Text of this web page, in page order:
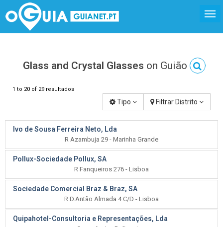
Glass and Crystal Glasses on Guião
1 to 20 of 29 resultados
Tipo Filtrar Distrito
Ivo de Sousa Ferreira Neto, Lda
R Azambuja 29 - Marinha Grande
Pollux-Sociedade Pollux, SA
R Fanqueiros 276 - Lisboa
Sociedade Comercial Braz & Braz, SA
R D.Antão Almada 4 C/D - Lisboa
Quipahotel-Consultoria e Representações, Lda